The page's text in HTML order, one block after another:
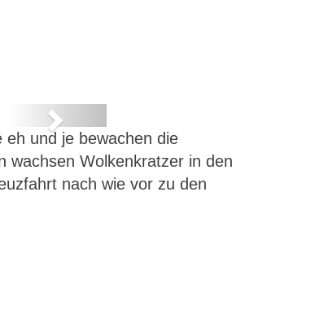
Next
und je bewachen die
wachsen Wolkenkratzer in den
nach wie vor zu den